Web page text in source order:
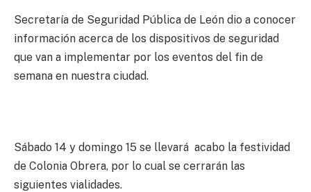
Secretaría de Seguridad Pública de León dio a conocer
información acerca de los dispositivos de seguridad
que van a implementar por los eventos del fin de
semana en nuestra ciudad.
Sábado 14 y domingo 15 se llevará acabo la festividad
de Colonia Obrera, por lo cual se cerrarán las
siguientes vialidades.